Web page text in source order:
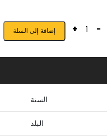
-
+ إضافة إلى السلة
السنة
البلد